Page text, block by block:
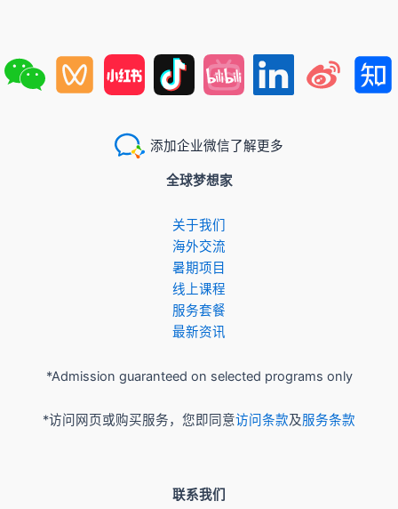
添加企业微信了解更多
全球梦想家
关于我们
​海外交流
暑期项目
​线上课程
服务套餐
最新资讯
*Admission guaranteed on selected programs only
*访问网页或购买服务，您即同意访问条款及服务条款
联系我们